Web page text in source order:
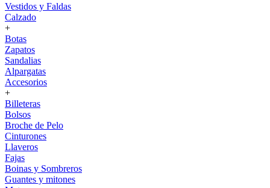
Vestidos y Faldas
Calzado
+
Botas
Zapatos
Sandalias
Alpargatas
Accesorios
+
Billeteras
Bolsos
Broche de Pelo
Cinturones
Llaveros
Fajas
Boinas y Sombreros
Guantes y mitones